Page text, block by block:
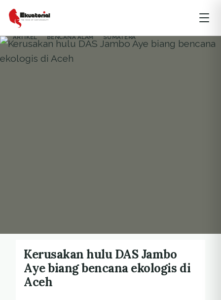
ARTIKEL BENCANA ALAM SUMATERA
Kerusakan hulu DAS Jambo
Aye biang bencana ekologis di
Aceh